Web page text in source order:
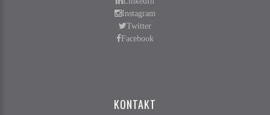
Instagram
Twitter
Facebook
KONTAKT